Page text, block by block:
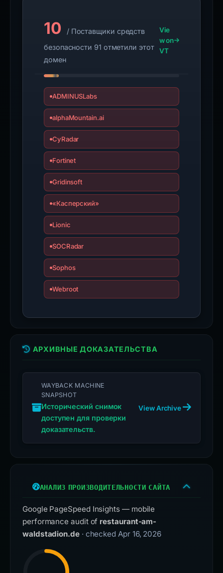
10
/ Поставщики средств
безопасности 91 отметили этот
домен
Vie
w on
VT
ADMINUSLabs
alphaMountain.ai
CyRadar
Fortinet
Gridinsoft
«Касперский»
Lionic
SOCRadar
Sophos
Webroot
АРХИВНЫЕ ДОКАЗАТЕЛЬСТВА
WAYBACK MACHINE
SNAPSHOT
Исторический снимок
доступен для проверки
доказательств.
View Archive
АНАЛИЗ ПРОИЗВОДИТЕЛЬНОСТИ САЙТА
Google PageSpeed Insights — mobile
performance audit of restaurant-am-
waldstadion.de · checked Apr 16, 2026